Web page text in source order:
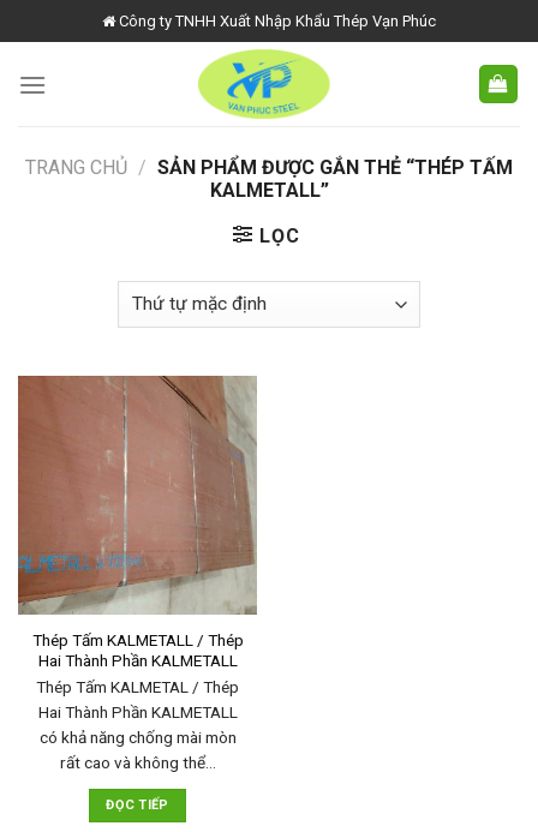
to
content
Công ty TNHH Xuất Nhập Khẩu Thép Vạn Phúc
TRANG CHỦ / SẢN PHẨM ĐƯỢC GẮN THẺ “THÉP TẤM
KALMETALL”
LỌC
Thép Tấm KALMETALL / Thép
Hai Thành Phần KALMETALL
Thép Tấm KALMETAL / Thép
Hai Thành Phần KALMETALL
có khả năng chống mài mòn
rất cao và không thể…
ĐỌC TIẾP